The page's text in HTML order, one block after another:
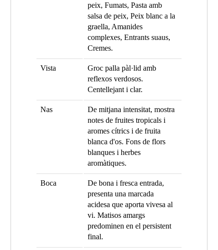
peix, Fumats, Pasta amb
salsa de peix, Peix blanc a la
graella, Amanides
complexes, Entrants suaus,
Cremes.
Vista
Groc palla pàl·lid amb
reflexos verdosos.
Centellejant i clar.
Nas
De mitjana intensitat, mostra
notes de fruites tropicals i
aromes cítrics i de fruita
blanca d'os. Fons de flors
blanques i herbes
aromàtiques.
Boca
De bona i fresca entrada,
presenta una marcada
acidesa que aporta vivesa al
vi. Matisos amargs
predominen en el persistent
final.